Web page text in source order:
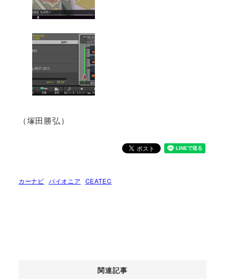
（塚田勝弘）
カーナビ パイオニア CEATEC
関連記事